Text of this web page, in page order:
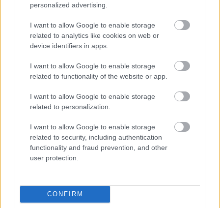
personalized advertising.
I want to allow Google to enable storage
related to analytics like cookies on web or
device identifiers in apps.
I want to allow Google to enable storage
related to functionality of the website or app.
I want to allow Google to enable storage
related to personalization.
I want to allow Google to enable storage
related to security, including authentication
functionality and fraud prevention, and other
user protection.
CONFIRM